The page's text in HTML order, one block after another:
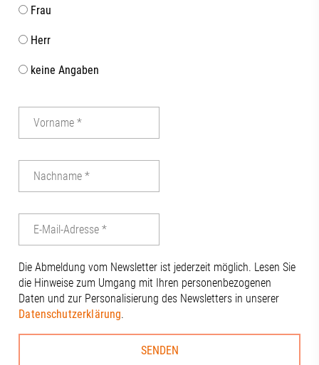
Frau
Herr
keine Angaben
Die Abmeldung vom Newsletter ist jederzeit möglich. Lesen Sie
die Hinweise zum Umgang mit Ihren personenbezogenen
Daten und zur Personalisierung des Newsletters in unserer
Datenschutzerklärung.